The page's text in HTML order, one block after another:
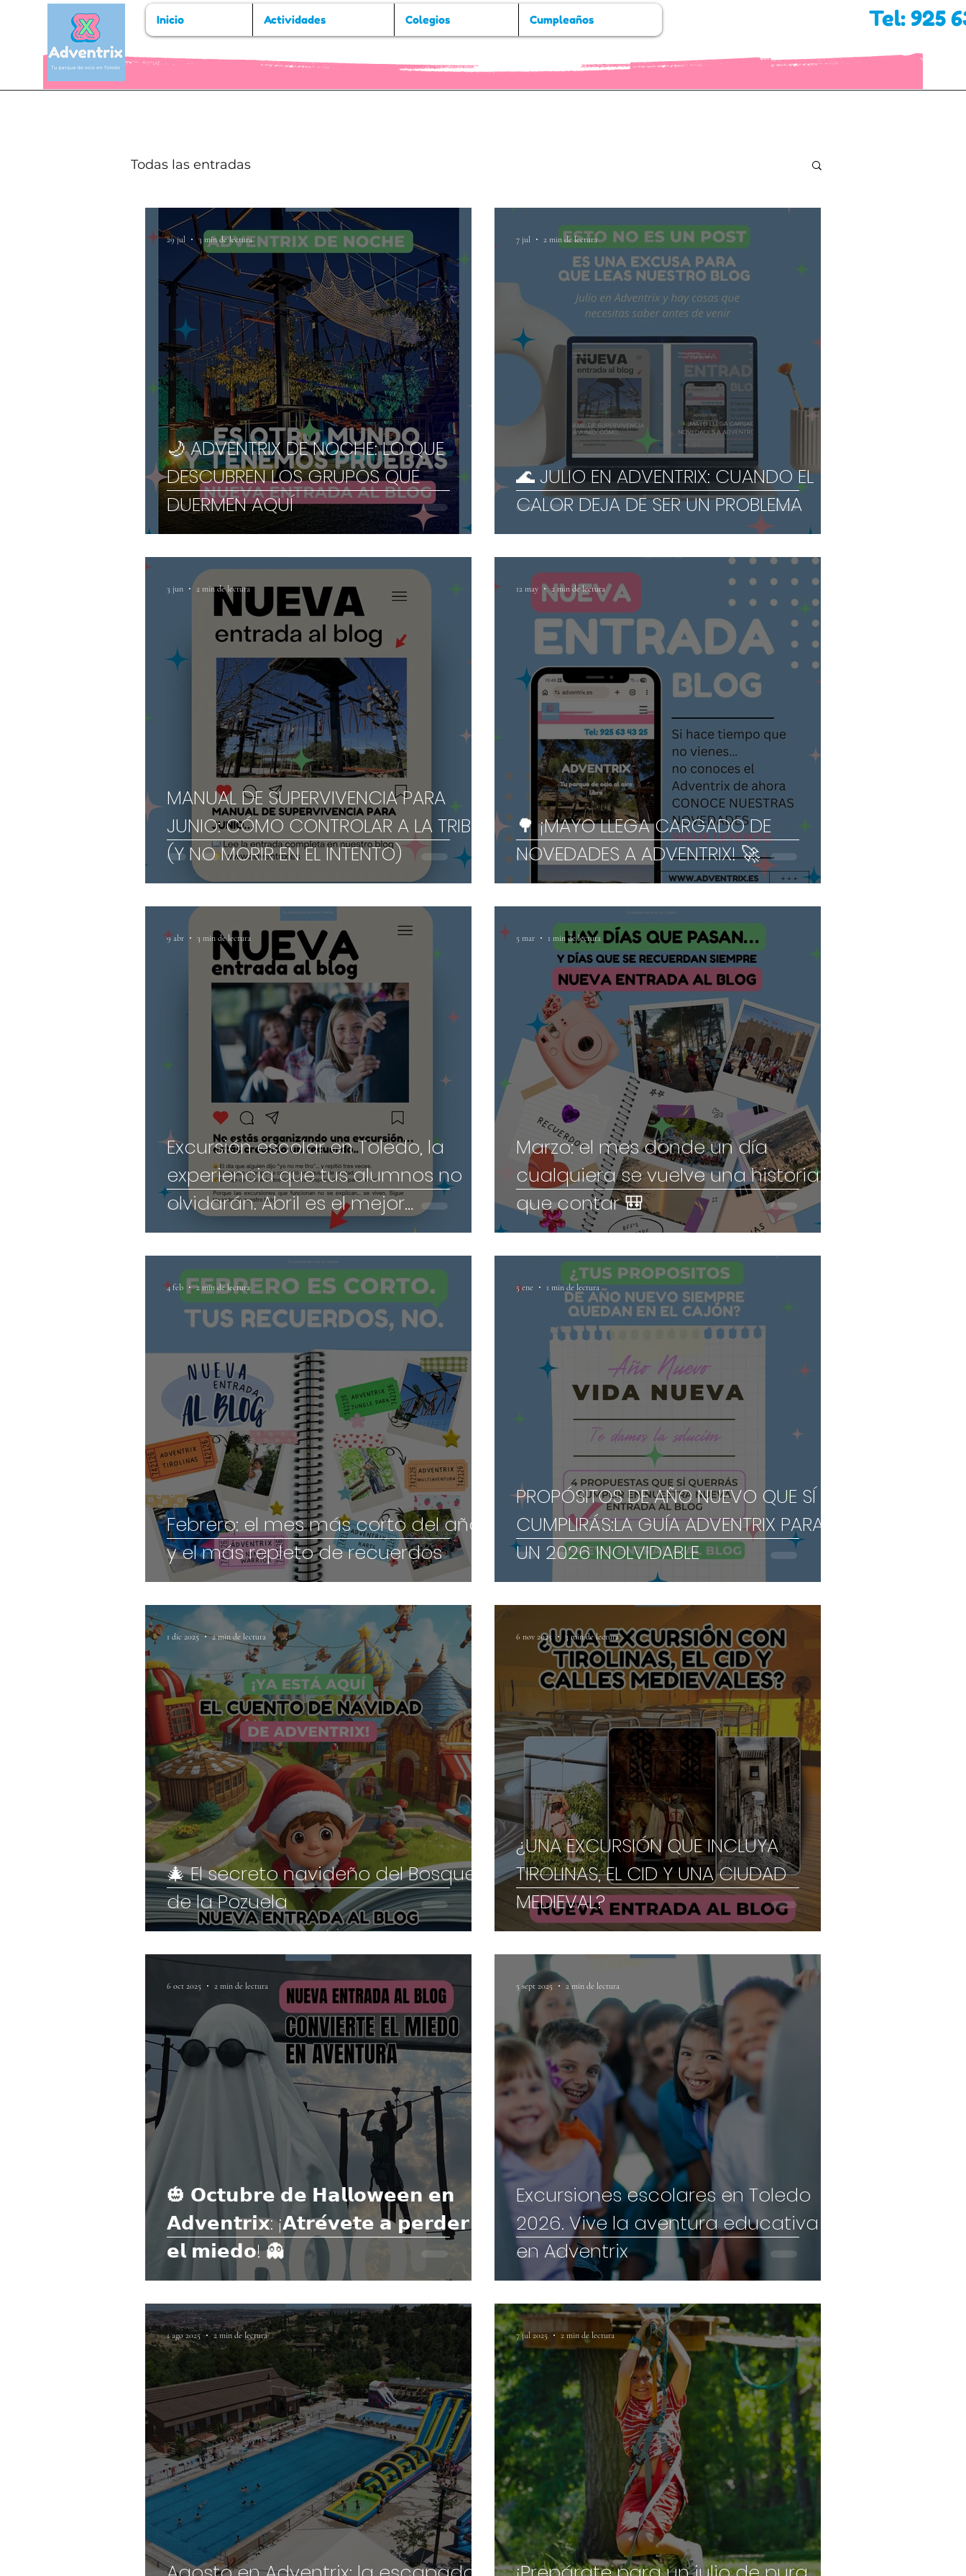
Inicio Actividades Colegios Cumpleaños Tel: 925
Todas las entradas
🌙 ADVENTRIX DE NOCHE: LO QUE
DESCUBREN LOS GRUPOS QUE
DUERMEN AQUÍ
29 jul 3 min de lectura
🌊 JULIO EN ADVENTRIX: CUANDO EL
CALOR DEJA DE SER UN PROBLEMA
7 jul 2 min de lectura
MANUAL DE SUPERVIVENCIA PARA
JUNIO: CÓMO CONTROLAR A LA TRIBU
(Y NO MORIR EN EL INTENTO)
3 jun 2 min de lectura
🌳 ¡MAYO LLEGA CARGADO DE
NOVEDADES A ADVENTRIX! 🚀
12 may 2 min de lectura
Excursión escolar en Toledo, la
experiencia que tus alumnos no
olvidarán. Abril es el mejor
momento.
9 abr 3 min de lectura
Marzo: el mes donde un día
cualquiera se vuelve una historia
que contar 🎒
5 mar 1 min de lectura
Febrero: el mes más corto del año
y el más repleto de recuerdos
4 feb 2 min de lectura
PROPÓSITOS DE AÑO NUEVO QUE SÍ
CUMPLIRÁS:LA GUÍA ADVENTRIX PARA
UN 2026 INOLVIDABLE
5 ene 1 min de lectura
🎄 El secreto navideño del Bosque
de la Pozuela
1 dic 2025 2 min de lectura
¿UNA EXCURSIÓN QUE INCLUYA
TIROLINAS, EL CID Y UNA CIUDAD
MEDIEVAL?
6 nov 2025 3 min de lectura
🎃 𝗢𝗰𝘁𝘂𝗯𝗿𝗲 𝗱𝗲 𝗛𝗮𝗹𝗹𝗼𝘄𝗲𝗲𝗻 𝗲𝗻
𝗔𝗱𝘃𝗲𝗻𝘁𝗿𝗶𝘅: ¡𝗔𝘁𝗿𝗲́𝘃𝗲𝘁𝗲 𝗮 𝗽𝗲𝗿𝗱𝗲𝗿
𝗲𝗹 𝗺𝗶𝗲𝗱𝗼! 👻
6 oct 2025 2 min de lectura
Excursiones escolares en Toledo
2026. Vive la aventura educativa
en Adventrix
5 sept 2025 2 min de lectura
1 ago 2025 2 min de lectura 7 jul 2025 2 min de lectura